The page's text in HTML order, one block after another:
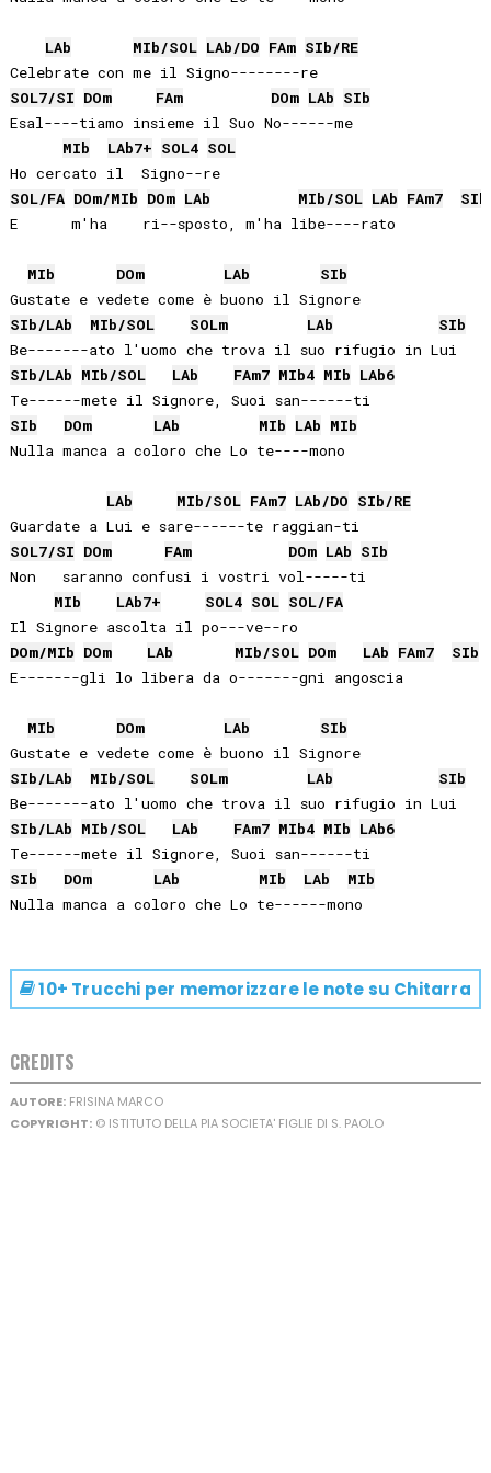
LAb MIb/SOL LAb/DO FAm SIb/RE
Celebrate con me il Signo--------re
SOL7/SI DOm FAm DOm LAb SIb
Esal----tiamo insieme il Suo No------me
MIb
LAb7+ SOL4 SOL
Ho cercato il  Signo--re
SOL/FA DOm/MIb DOm LAb MIb/SOL LAb FAm7
SIb
E      m'ha    ri--sposto, m'ha libe----rato
MIb DOm LAb
SIb
Gustate e vedete come è buono il Signore
SIb/LAb MIb/SOL SOLm LAb
SIb
SIb/LAb MIb/SOL LAb FAm7 MIb4 MIb LAb6
SIb
DOm LAb MIb LAb MIb
Nulla manca a coloro che Lo te----mono
LAb MIb/SOL FAm7 LAb/DO SIb/RE
SOL7/SI DOm FAm DOm LAb SIb
Non   saranno confusi i vostri vol-----ti
MIb
LAb7+ SOL4 SOL SOL/FA
DOm/MIb DOm LAb MIb/SOL DOm LAb FAm7
SIb
E-------gli lo libera da o-------gni angoscia
MIb DOm LAb
SIb
Gustate e vedete come è buono il Signore
SIb/LAb MIb/SOL SOLm LAb
SIb
SIb/LAb MIb/SOL LAb FAm7 MIb4 MIb LAb6
SIb
DOm LAb MIb LAb
MIb
10+ Trucchi per memorizzare le note su Chitarra
CREDITS
AUTORE:FRISINA MARCO
COPYRIGHT:© ISTITUTO DELLA PIA SOCIETA' FIGLIE DI S. PAOLO